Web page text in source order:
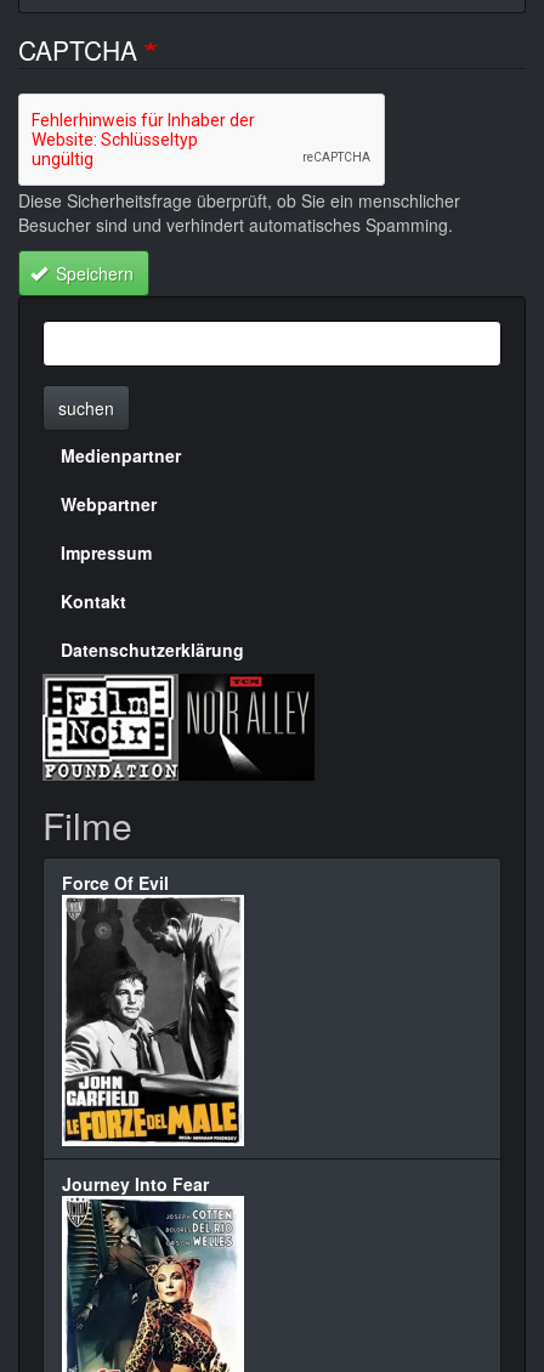
CAPTCHA
Diese Sicherheitsfrage überprüft, ob Sie ein menschlicher
Besucher sind und verhindert automatisches Spamming.
Speichern
suchen
Menülinks
rechte
Seite
Medienpartner
Webpartner
Impressum
Kontakt
Datenschutzerklärung
Filme
Force Of Evil
Journey Into Fear